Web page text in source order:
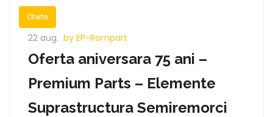
Oferte
22 aug. by EP-Rompart
Oferta aniversara 75 ani –
Premium Parts – Elemente
Suprastructura Semiremorci